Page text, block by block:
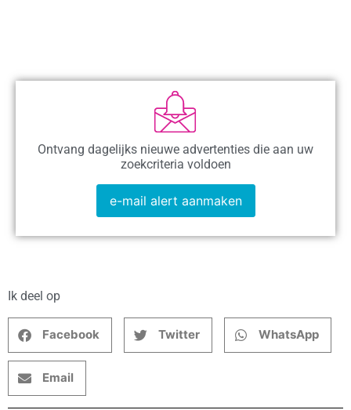
Ontvang dagelijks nieuwe advertenties die aan uw
zoekcriteria voldoen
e-mail alert aanmaken
Ik deel op
Facebook Twitter WhatsApp
Email